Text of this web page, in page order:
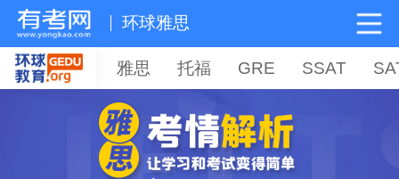
环球雅思
雅思 托福 GRE SSAT